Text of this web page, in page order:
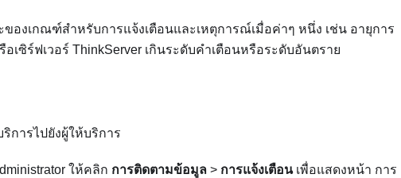
งเกณฑ์สำหรับการแจ้งเตือนและเหตุการณ์เมื่อค่าๆ หนึ่ง เช่น อายุการ
เซิร์ฟเวอร์ ThinkServer เกินระดับคำเตือนหรือระดับอันตราย
การไปยังผู้ให้บริการ
ให้คลิก การติดตามข้อมูล > การแจ้งเตือนเพื่อแสดงหน้า การ